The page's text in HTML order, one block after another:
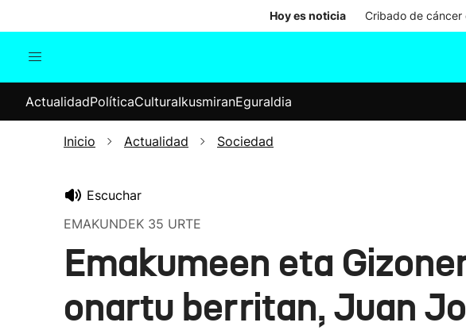
Hoy es noticia Cribado de cáncer
Internacional
Elecciones
ActualidadPolíticaCulturaIkusmiranEguraldia
Inicio Actualidad Sociedad
Escuchar
EMAKUNDEK 35 URTE
Emakumeen eta
onartu berritan, Juan